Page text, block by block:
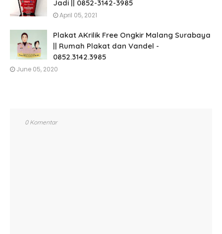
Jadi || 0852-3142-3985
April 05, 2021
Plakat AKrilik Free Ongkir Malang Surabaya
|| Rumah Plakat dan Vandel -
0852.3142.3985
June 05, 2020
0 Komentar